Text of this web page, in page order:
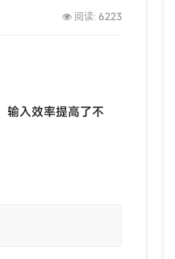
阅读: 6223
入效率提高了不